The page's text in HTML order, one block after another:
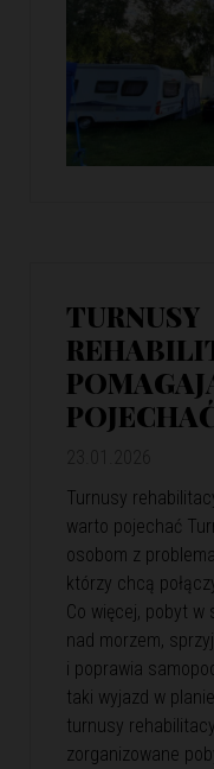
TURNUSY
Turnusy
warto pojechać
osobom z
którzy chcą
Co więcej, pobyt w
nad morzem,
i poprawia
taki wyjazd w
turnusy
zorganizowane